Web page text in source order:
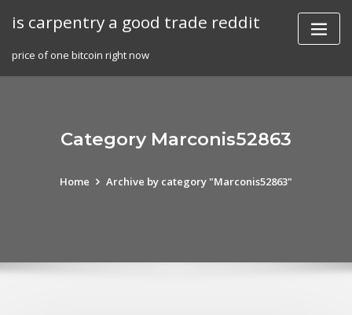
is carpentry a good trade reddit
price of one bitcoin right now
Category Marconis52863
Home Archive by category "Marconis52863"